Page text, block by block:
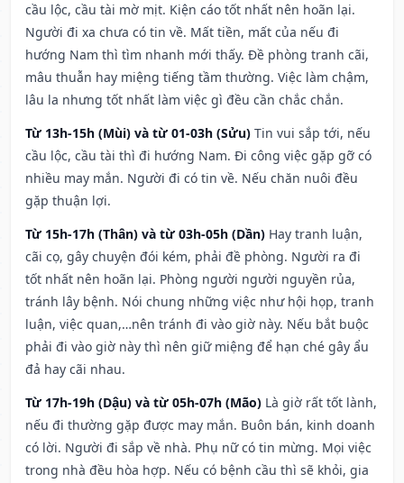
cầu lộc, cầu tài mờ mịt. Kiện cáo tốt nhất nên hoãn lại.
Người đi xa chưa có tin về. Mất tiền, mất của nếu đi
hướng Nam thì tìm nhanh mới thấy. Đề phòng tranh cãi,
mâu thuẫn hay miệng tiếng tầm thường. Việc làm chậm,
lâu la nhưng tốt nhất làm việc gì đều cần chắc chắn.
Từ 13h-15h (Mùi) và từ 01-03h (Sửu) Tin vui sắp tới, nếu
cầu lộc, cầu tài thì đi hướng Nam. Đi công việc gặp gỡ có
nhiều may mắn. Người đi có tin về. Nếu chăn nuôi đều
gặp thuận lợi.
Từ 15h-17h (Thân) và từ 03h-05h (Dần) Hay tranh luận,
cãi cọ, gây chuyện đói kém, phải đề phòng. Người ra đi
tốt nhất nên hoãn lại. Phòng người người nguyền rủa,
tránh lây bệnh. Nói chung những việc như hội họp, tranh
luận, việc quan,…nên tránh đi vào giờ này. Nếu bắt buộc
phải đi vào giờ này thì nên giữ miệng để hạn ché gây ẩu
đả hay cãi nhau.
Từ 17h-19h (Dậu) và từ 05h-07h (Mão) Là giờ rất tốt lành,
nếu đi thường gặp được may mắn. Buôn bán, kinh doanh
có lời. Người đi sắp về nhà. Phụ nữ có tin mừng. Mọi việc
trong nhà đều hòa hợp. Nếu có bệnh cầu thì sẽ khỏi, gia